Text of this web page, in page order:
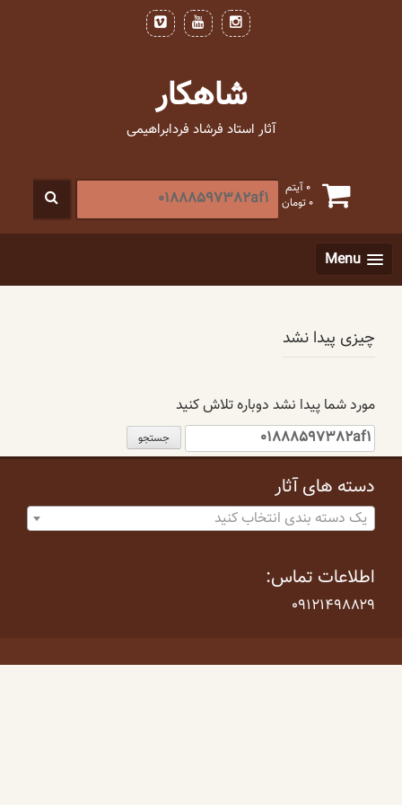
شاهکار
آثار استاد فرشاد فردابراهیمی
0 آیتم
0تومان
جستجو
برای
Menu
چیزی پیدا نشد
مورد شما پیدا نشد دوباره تلاش کنید
جستجو
برای:
دسته های آثار
یک دسته بندی انتخاب کنید
اطلاعات تماس:
۰۹۱۲۱۴۹۸۸۲۹